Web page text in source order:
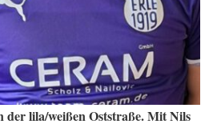
der lila/weißen Oststraße. Mit Nils